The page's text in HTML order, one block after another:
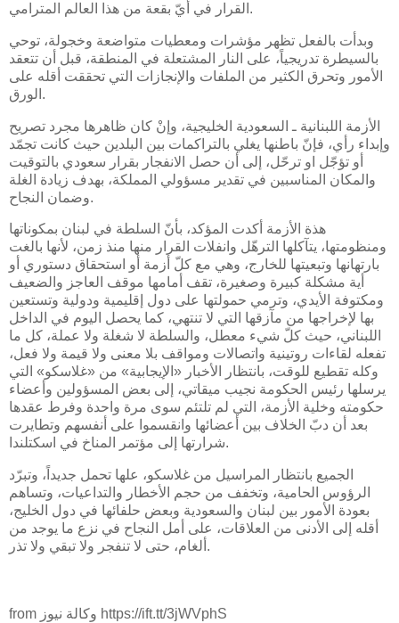
القرار في أيّ بقعة من هذا العالم المترامي.
وبدأت بالفعل تظهر مؤشرات ومعطيات متواضعة وخجولة، توحي
بالسيطرة تدريجياً، على النار المشتعلة في المنطقة، قبل أن تتعقد
الأمور وتحرق الكثير من الملفات والإنجازات التي تحققت أقله على
الورق.
الأزمة اللبنانية ـ السعودية الخليجية، وإنْ كان ظاهرها مجرد تصريح
وإبداء رأي، فإنّ باطنها يغلي بالتراكمات بين البلدين حيث كانت تجمّد
أو تؤجّل او ترحّل، إلى أن حصل الانفجار بقرار سعودي بالتوقيت
والمكان المناسبين في تقدير مسؤولي المملكة، بهدف زيادة الغلة
وضمان النجاح.
هذة الأزمة أكدت المؤكد، بأنّ السلطة في لبنان بمكوناتها
ومنظومتها، يتآكلها الترهّل وانفلات القرار منها منذ زمن، لأنها بالغت
بارتهانها وتبعيتها للخارج، وهي مع كلّ أزمة أو استحقاق دستوري أو
أية مشكلة كبيرة وصغيرة، تقف أمامها موقف العاجز والضعيف
ومكتوفة الأيدي، وترمي حمولتها على دول إقليمية ودولية وتستعين
بها لإخراجها من مآزقها التي لا تنتهي، كما يحصل اليوم في الداخل
اللبناني، حيث كلّ شيء معطل، والسلطة لا شغلة ولا عملة، كل ما
تفعله لقاءات روتينية واتصالات ومواقف بلا معنى ولا قيمة ولا فعل،
وكله تقطيع للوقت، بانتظار الأخبار «الإيجابية» من «غلاسكو» التي
يرسلها رئيس الحكومة نجيب ميقاتي، إلى بعض المسؤولين وأعضاء
حكومته وخلية الأزمة، التي لم تلتئم سوى مرة واحدة وفرط عقدها
بعد أن دبّ الخلاف بين أعضائها وانقسموا على أنفسهم وتطايرت
شرارتها إلى مؤتمر المناخ في اسكتلندا.
الجميع بانتظار المراسيل من غلاسكو، علها تحمل جديداً، وتبرّد
الرؤوس الحامية، وتخفف من حجم الأخطار والتداعيات، وتساهم
بعودة الأمور بين لبنان والسعودية وبعض حلفائها في دول الخليج،
أقله إلى الأدنى من العلاقات، على أمل النجاح في نزع ما يوجد من
ألغام، حتى لا تنفجر ولا تبقي ولا تذر.
from وكالة نيوز https://ift.tt/3jWVphS